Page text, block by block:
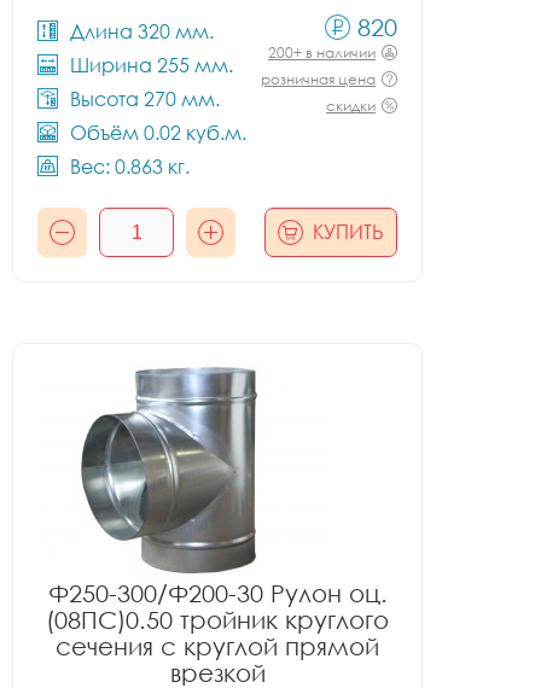
Длина 320 мм.
Ширина 255 мм.
Высота 270 мм.
Объём 0.02 куб.м.
Вес: 0.863 кг.
820
200+ в наличии
розничная цена
скидки
КУПИТЬ
Ф250-300/Ф200-30 Рулон оц.
(08ПС)0.50 тройник круглого
сечения с круглой прямой
врезкой